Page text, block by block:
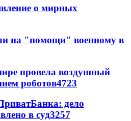
о мирных
на "помощи" военному в
провела воздушный
роботов4723
дело
в суд3257